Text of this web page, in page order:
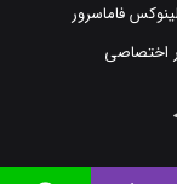
فاماسرور
اختصاصی